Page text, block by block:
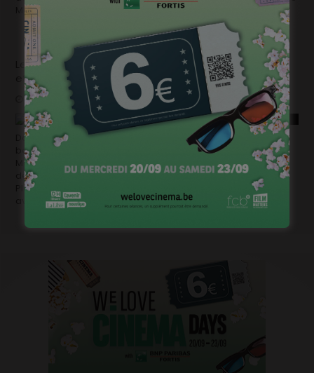
Magritte de Jean-Jacques …
Le cinéma belge et moi, ép.08: Méryl Fortunat-Rossi
et Xavier Seron
juillet 23, 2017 Rencontres
Dans ce 8ème épisode de notre série estivale « Le cinéma
belge et moi », nous retrouvons le délirant duo formé par
Méryl Fortunat-Rossi et Xavier Seron, auteurs notamment de
deux courts métrages lauréats aux Magritte, L’Ours Noir et Le
Plombier. Toujours dans le cadre de l’opération 50/50, nous
avons rencontré les jeunes cinéastes …